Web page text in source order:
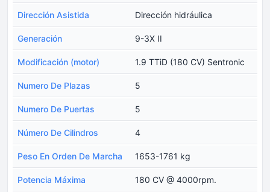
Dirección Asistida Dirección hidráulica
Generación 9-3X II
Modificación (motor) 1.9 TTiD (180 CV) Sentronic
Numero De Plazas 5
Numero De Puertas 5
Número De Cilindros 4
Peso En Orden De Marcha 1653-1761 kg
Potencia Máxima 180 CV @ 4000rpm.